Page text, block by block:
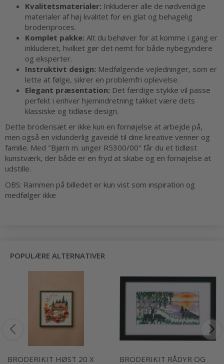
Kvalitetsmaterialer: Inkluderer alle de nødvendige
materialer af høj kvalitet for en glat og behagelig
broderiproces.
Komplet pakke: Alt du behøver for at komme i gang er
inkluderet, hvilket gør det nemt for både nybegyndere
og eksperter.
Instruktivt design: Medfølgende vejledninger, som er
lette at følge, sikrer en problemfri oplevelse.
Elegant præsentation: Det færdige stykke vil passe
perfekt i enhver hjemindretning takket være dets
klassiske og tidløse design.
Dette broderisæt er ikke kun en fornøjelse at arbejde på,
men også en vidunderlig gaveidé til dine kreative venner og
familie. Med "Bjørn m. unger R5300/00" får du et tidløst
kunstværk, der både er en fryd at skabe og en fornøjelse at
udstille.
OBS: Rammen på billedet er kun vist som inspiration og
medfølger ikke
POPULÆRE ALTERNATIVER
BRODERIKIT HØST 20 X BRODERIKIT RÅDYR OG